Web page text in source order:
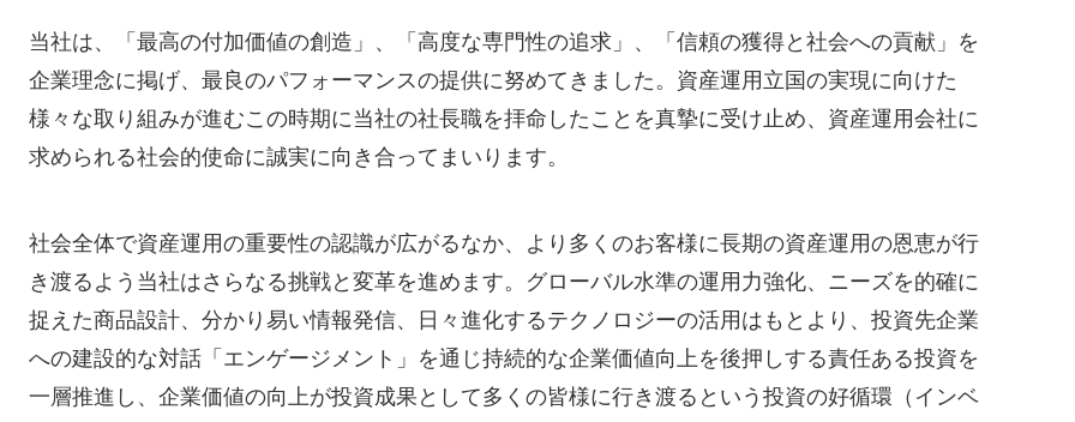
当社は、「最高の付加価値の創造」、「高度な専門性の追求」、「信頼の獲得と社会への貢献」を
企業理念に掲げ、最良のパフォーマンスの提供に努めてきました。資産運用立国の実現に向けた
様々な取り組みが進むこの時期に当社の社長職を拝命したことを真摯に受け止め、資産運用会社に
求められる社会的使命に誠実に向き合ってまいります。
社会全体で資産運用の重要性の認識が広がるなか、より多くのお客様に長期の資産運用の恩恵が行
き渡るよう当社はさらなる挑戦と変革を進めます。グローバル水準の運用力強化、ニーズを的確に
捉えた商品設計、分かり易い情報発信、日々進化するテクノロジーの活用はもとより、投資先企業
への建設的な対話「エンゲージメント」を通じ持続的な企業価値向上を後押しする責任ある投資を
一層推進し、企業価値の向上が投資成果として多くの皆様に行き渡るという投資の好循環（インベ